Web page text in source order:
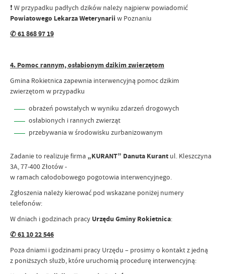
❗ W przypadku padłych dzików należy najpierw powiadomić
Powiatowego Lekarza Weterynarii w Poznaniu
✆ 61 868 97 19
4. Pomoc rannym, osłabionym dzikim zwierzętom
Gmina Rokietnica zapewnia interwencyjną pomoc dzikim
zwierzętom w przypadku
obrażeń powstałych w wyniku zdarzeń drogowych
osłabionych i rannych zwierząt
przebywania w środowisku zurbanizowanym
Zadanie to realizuje firma „KURANT” Danuta Kurant ul. Kleszczyna
3A, 77-400 Złotów -
w ramach całodobowego pogotowia interwencyjnego.
Zgłoszenia należy kierować pod wskazane poniżej numery
telefonów:
W dniach i godzinach pracy Urzędu Gminy Rokietnica:
✆ 61 10 22 546
Poza dniami i godzinami pracy Urzędu – prosimy o kontakt z jedną
z poniższych służb, które uruchomią procedurę interwencyjną: